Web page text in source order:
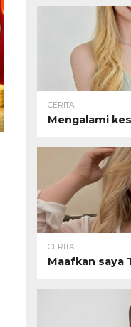
CERITA
Mengalami
CERITA
Maafkan saya